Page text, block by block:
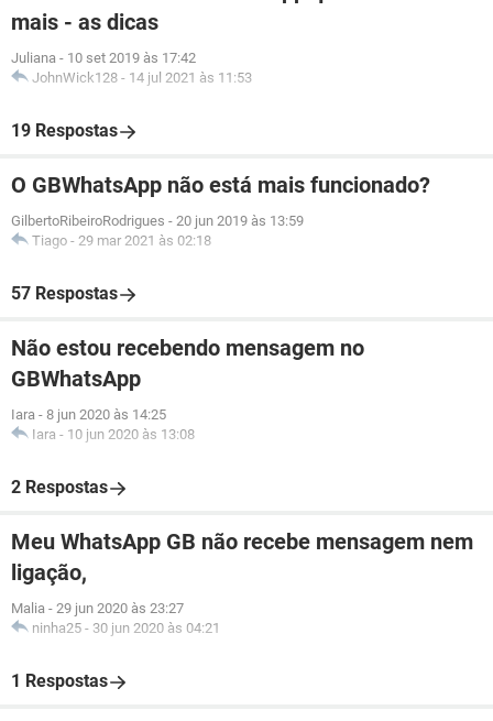
mais - as dicas
Juliana - 10 set 2019 às 17:42
JohnWick128 - 14 jul 2021 às 11:53
19 Respostas
O GBWhatsApp não está mais funcionado?
GilbertoRibeiroRodrigues - 20 jun 2019 às 13:59
Tiago - 29 mar 2021 às 02:18
57 Respostas
Não estou recebendo mensagem no
GBWhatsApp
Iara - 8 jun 2020 às 14:25
Iara - 10 jun 2020 às 13:08
2 Respostas
Meu WhatsApp GB não recebe mensagem nem
ligação,
Malia - 29 jun 2020 às 23:27
ninha25 - 30 jun 2020 às 04:21
1 Respostas